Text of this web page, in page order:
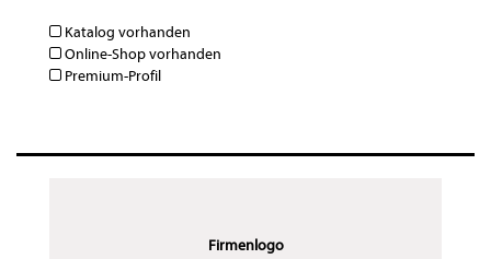
Katalog vorhanden
Online-Shop vorhanden
Premium-Profil
Firmenlogo